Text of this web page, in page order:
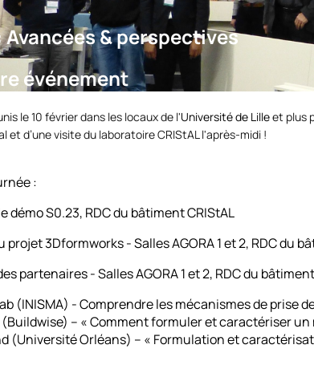
& perspectives
événement
le 10 février dans les locaux de l'Université de Lilleet plus
et d’une visite du laboratoire CRIStAL l'après-midi !
:
démo S0.23, RDC du bâtiment CRIStAL
projet 3Dformworks -Salles AGORA 1 et 2, RDC du
partenaires -Salles AGORA 1 et 2, RDC du
(INISMA) - Comprendre les mécanismes de prise
– « Comment formuler et caractériser
(Université Orléans) – « Formulation et